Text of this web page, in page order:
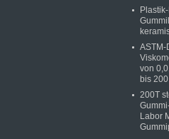
ASTM-
von
bis
200T
Labor